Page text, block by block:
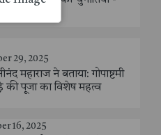
29, 2025
महाराज ने बताया: गोपाष्टमी
की पूजा का विशेष महत्व
16, 2025